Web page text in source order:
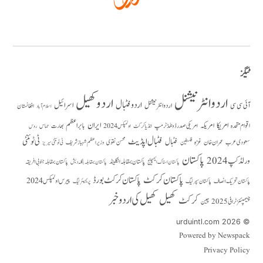
ٹیگز
آئی سی سی اردو انٹرنیشنل اردو انٹر نیشنل اردو فٹبالاردو کھیل اسرائیل اسلام آباد افغانستان
اقوام متحدہ امریکا امریکہ امریکی صدر ڈونلڈ ٹرمپ انڈیا کرکٹ اولمپکس 2024 ایران بابر اعظم بھارت حماس روس
سعودی عرب عمران خان غزہ فلسطین فٹبال فٹبال اپڈیٹ محسن نقوی وزیراعظم شہباز شریف ٹی ٹوئنٹی سیریز ٹی ٹوئنٹی
ورلڈ کپ 2024
پاکستان پاکستان اسٹاک ایکسچینج پاکستان بمقابلہ انگلینڈ پاکستان بمقابلہ بنگلہ دیش پاکستان بمقابلہ جنوبی افریقہ
پاکستان تحریک انصاف پاکستان سپر لیگ پاکستان کرکٹ پاکستان کرکٹ بورڈ پریمیئر لیگ پیرس اولمپکس 2024
چیمپئنز ٹرافی 2025 چین کرکٹ کھیل کھیل کی اردو خبر
© 2026 urduintl.com
Powered by Newspack
Privacy Policy